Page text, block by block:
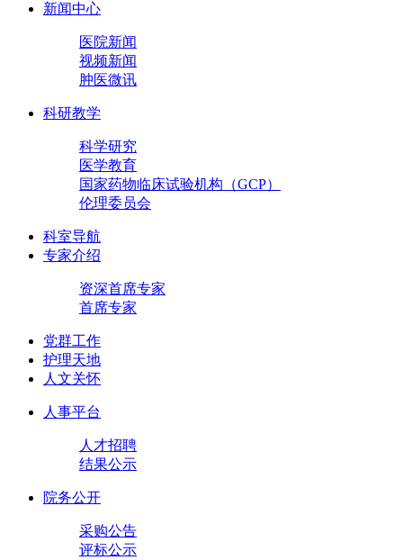
新闻中心
医院新闻
视频新闻
肿医微讯
科研教学
科学研究
医学教育
国家药物临床试验机构（GCP）
伦理委员会
科室导航
专家介绍
资深首席专家
首席专家
党群工作
护理天地
人文关怀
人事平台
人才招聘
结果公示
院务公开
采购公告
评标公示